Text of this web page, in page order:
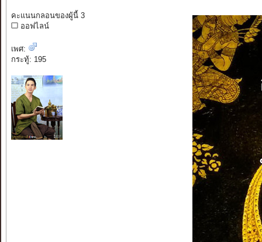
คะแนนกลอนของผู้นี้ 3
ออฟไลน์
เพศ:
กระทู้: 195